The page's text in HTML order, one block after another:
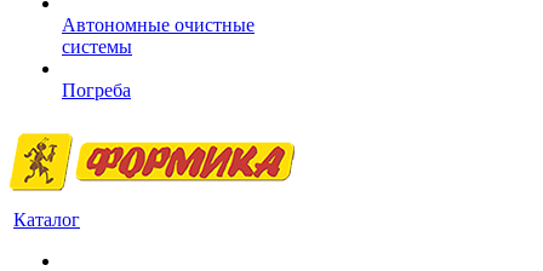
Автономные очистные
системы
Погреба
Каталог